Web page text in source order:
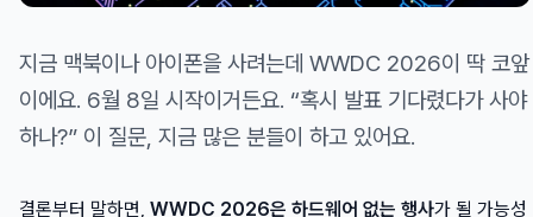
지금 맥북이나 아이폰을 사려는데 WWDC 2026이 딱 코앞
이에요. 6월 8일 시작이거든요. “혹시 발표 기다렸다가 사야
하나?” 이 질문, 지금 많은 분들이 하고 있어요.
결론부터 말하면, WWDC 2026은 하드웨어 없는 행사가 될 가능성